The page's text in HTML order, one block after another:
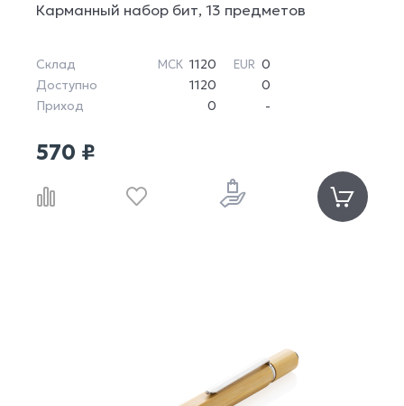
Карманный набор бит, 13 предметов
Склад МСК 1120 EUR 0
Доступно
1120
0
Приход
0 -
570 ₽